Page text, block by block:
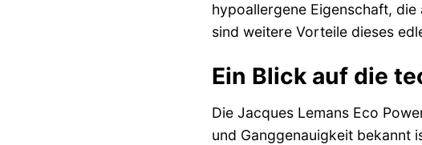
hypoallergene Eigenschaft,
sind weitere Vorteile dieses
Ein Blick auf die
Die Jacques Lemans Eco
und Ganggenauigkeit bekannt